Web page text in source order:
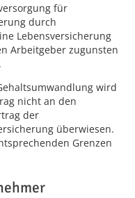
für
durch
Lebensversicherung
Arbeitgeber zugunsten
wird
nicht an den
der
überwiesen.
Grenzen